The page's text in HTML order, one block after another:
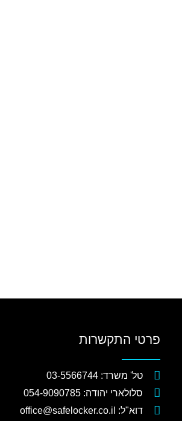
פרטי התקשרות
טל' משרד: 03-5566744
סלולארי יהודה: 054-9090785
דוא"ל: office@safelocker.co.il